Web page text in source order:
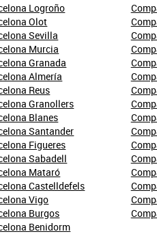
Logroño
Olot
Sevilla
Murcia
Granada
Almería
Reus
Granollers
Blanes
Santander
Figueres
Sabadell
Mataró
Castelldefels
Vigo
Burgos
Benidorm